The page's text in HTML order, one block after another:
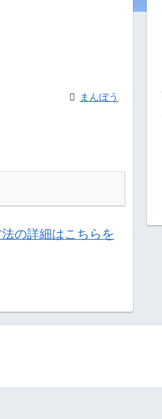
まんぼう
の詳細はこちらを